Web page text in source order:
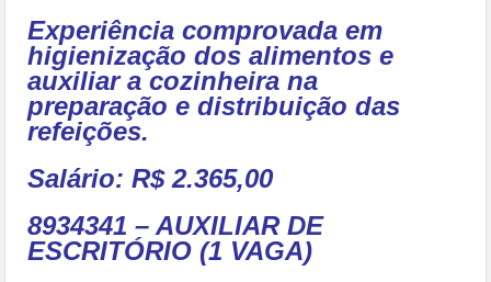
Experiência comprovada em
higienização dos alimentos e
auxiliar a cozinheira na
preparação e distribuição das
refeições.
Salário: R$ 2.365,00
8934341 – AUXILIAR DE
ESCRITÓRIO (1 VAGA)